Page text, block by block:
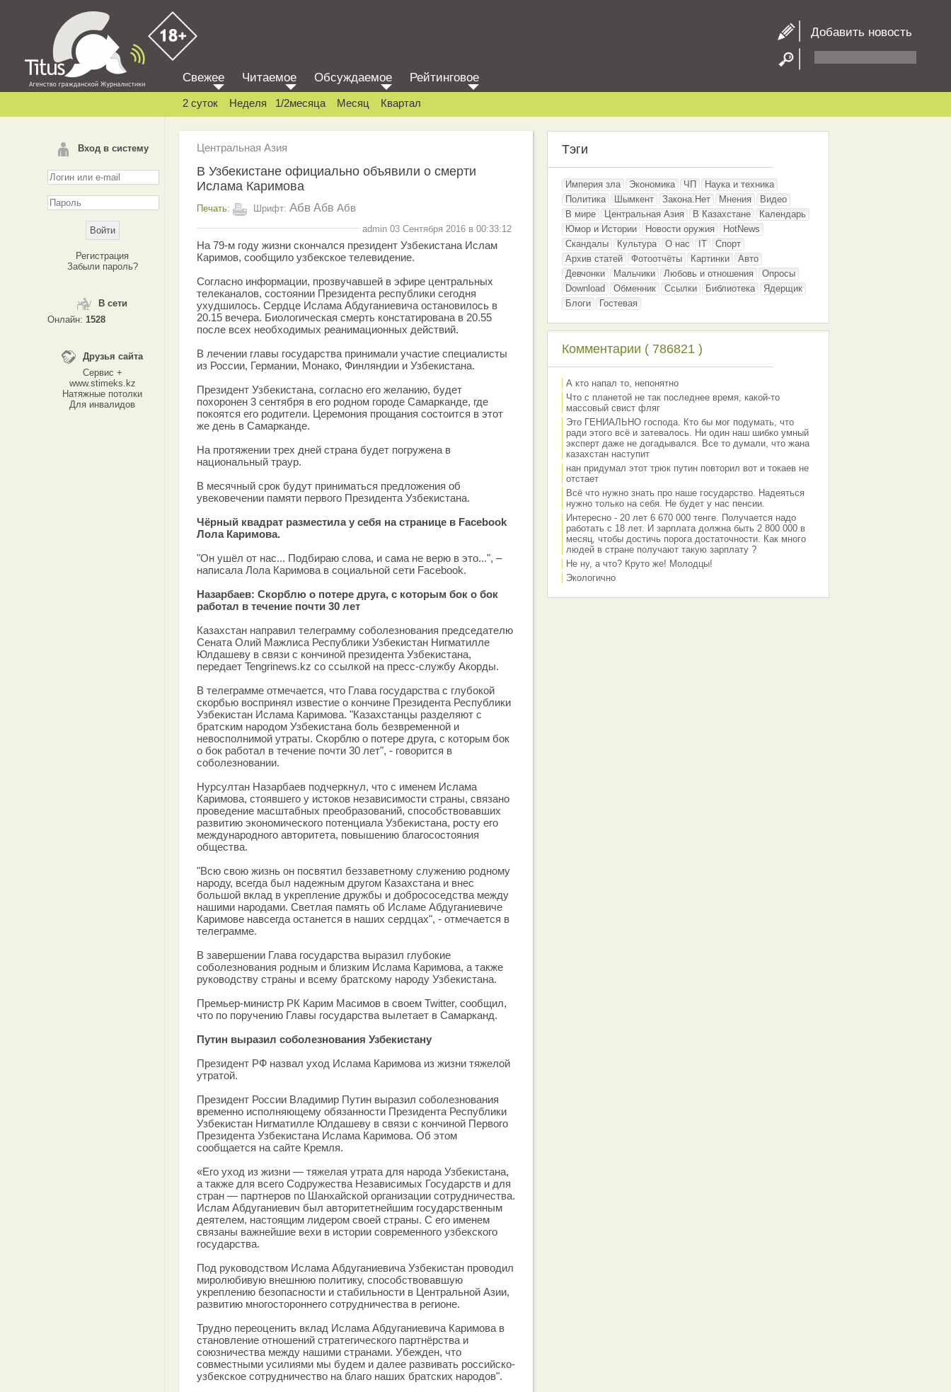
Добавить новость
Вход в систему
Регистрация
Забыли пароль?
В сети
Онлайн: 1528
Друзья сайта
Сервис +
www.stimeks.kz
Натяжные потолки
Для инвалидов
Свежее Читаемое Обсуждаемое Рейтинговое
2 суток Неделя 1/2месяца Месяц Квартал
Центральная Азия
В Узбекистане официально объявили о смерти
Ислама Каримова
Печать: Шрифт: Абв Абв Абв
admin 03 Сентября 2016 в 00:33:12
На 79-м году жизни скончался президент Узбекистана Ислам
Каримов, сообщило узбекское телевидение.
Согласно информации, прозвучавшей в эфире центральных
телеканалов, состоянии Президента республики сегодня
ухудшилось. Сердце Ислама Абдуганиевича остановилось в
20.15 вечера. Биологическая смерть констатирована в 20.55
после всех необходимых реанимационных действий.
В лечении главы государства принимали участие специалисты
из России, Германии, Монако, Финляндии и Узбекистана.
Президент Узбекистана, согласно его желанию, будет
похоронен 3 сентября в его родном городе Самарканде, где
покоятся его родители. Церемония прощания состоится в этот
же день в Самарканде.
На протяжении трех дней страна будет погружена в
национальный траур.
В месячный срок будут приниматься предложения об
увековечении памяти первого Президента Узбекистана.
Чёрный квадрат разместила у себя на странице в Facebook
Лола Каримова.
"Он ушёл от нас... Подбираю слова, и сама не верю в это...", –
написала Лола Каримова в социальной сети Facebook.
Назарбаев: Скорблю о потере друга, с которым бок о бок
работал в течение почти 30 лет
Казахстан направил телеграмму соболезнования председателю
Сената Олий Мажлиса Республики Узбекистан Нигматилле
Юлдашеву в связи с кончиной президента Узбекистана,
передает Tengrinews.kz со ссылкой на пресс-службу Акорды.
В телеграмме отмечается, что Глава государства с глубокой
скорбью воспринял известие о кончине Президента Республики
Узбекистан Ислама Каримова. "Казахстанцы разделяют с
братским народом Узбекистана боль безвременной и
невосполнимой утраты. Скорблю о потере друга, с которым бок
о бок работал в течение почти 30 лет", - говорится в
соболезновании.
Нурсултан Назарбаев подчеркнул, что с именем Ислама
Каримова, стоявшего у истоков независимости страны, связано
проведение масштабных преобразований, способствовавших
развитию экономического потенциала Узбекистана, росту его
международного авторитета, повышению благосостояния
общества.
"Всю свою жизнь он посвятил беззаветному служению родному
народу, всегда был надежным другом Казахстана и внес
большой вклад в укрепление дружбы и добрососедства между
нашими народами. Светлая память об Исламе Абдуганиевиче
Каримове навсегда останется в наших сердцах", - отмечается в
телеграмме.
В завершении Глава государства выразил глубокие
соболезнования родным и близким Ислама Каримова, а также
руководству страны и всему братскому народу Узбекистана.
Премьер-министр РК Карим Масимов в своем Twitter, сообщил,
что по поручению Главы государства вылетает в Самарканд.
Путин выразил соболезнования Узбекистану
Президент РФ назвал уход Ислама Каримова из жизни тяжелой
утратой.
Президент России Владимир Путин выразил соболезнования
временно исполняющему обязанности Президента Республики
Узбекистан Нигматилле Юлдашеву в связи с кончиной Первого
Президента Узбекистана Ислама Каримова. Об этом
сообщается на сайте Кремля.
«Его уход из жизни — тяжелая утрата для народа Узбекистана,
а также для всего Содружества Независимых Государств и для
стран — партнеров по Шанхайской организации сотрудничества.
Ислам Абдуганиевич был авторитетнейшим государственным
деятелем, настоящим лидером своей страны. С его именем
связаны важнейшие вехи в истории современного узбекского
государства.
Под руководством Ислама Абдуганиевича Узбекистан проводил
миролюбивую внешнюю политику, способствовавшую
укреплению безопасности и стабильности в Центральной Азии,
развитию многостороннего сотрудничества в регионе.
Трудно переоценить вклад Ислама Абдуганиевича Каримова в
становление отношений стратегического партнёрства и
союзничества между нашими странами. Убежден, что
совместными усилиями мы будем и далее развивать российско-
узбекское сотрудничество на благо наших братских народов".
Тэги
Империя зла Экономика ЧП
Наука и техника
Политика
Шымкент Закона.Нет Мнения
Видео
В мире
Центральная Азия В Казахстане
Календарь
Юмор и Истории
Новости оружия
HotNews
Скандалы
Культура О нас IT
Спорт
Архив статей
Фотоотчёты Картинки
Авто
Девчонки
Мальчики Любовь и отношения
Опросы
Download
Обменник Ссылки Библиотека
Ядерщик
Блоги
Гостевая
Комментарии ( 786821 )
А кто напал то, непонятно
Что с планетой не так последнее время, какой-то
массовый свист фляг
Это ГЕНИАЛЬНО господа. Кто бы мог подумать, что
ради этого всё и затевалось. Ни один наш шибко умный
эксперт даже не догадывался. Все то думали, что жана
казахстан наступит
нан придумал этот трюк путин повторил вот и токаев не
отстает
Всё что нужно знать про наше государство. Надеяться
нужно только на себя. Не будет у нас пенсии.
Интересно - 20 лет 6 670 000 тенге. Получается надо
работать с 18 лет. И зарплата должна быть 2 800 000 в
месяц, чтобы достичь порога достаточности. Как много
людей в стране получают такую зарплату ?
Не ну, а что? Круто же! Молодцы!
Экологично